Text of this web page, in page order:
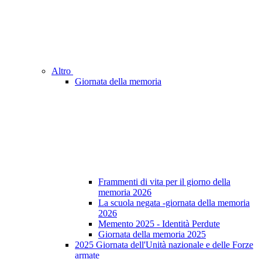
Altro
Giornata della memoria
Frammenti di vita per il giorno della
memoria 2026
La scuola negata -giornata della memoria
2026
Memento 2025 - Identità Perdute
Giornata della memoria 2025
2025 Giornata dell'Unità nazionale e delle Forze
armate